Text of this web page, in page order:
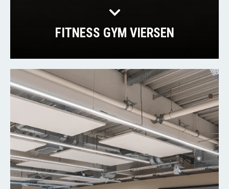
FITNESS GYM VIERSEN